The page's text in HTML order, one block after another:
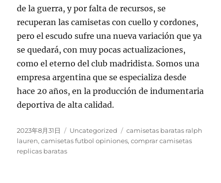
de la guerra, y por falta de recursos, se
recuperan las camisetas con cuello y cordones,
pero el escudo sufre una nueva variación que ya
se quedará, con muy pocas actualizaciones,
como el eterno del club madridista. Somos una
empresa argentina que se especializa desde
hace 20 años, en la producción de indumentaria
deportiva de alta calidad.
Publicado
el
2023年8月31日 Categorías
Uncategorized Etiquetas
camisetas baratas ralph
lauren,camisetas futbol opiniones,comprar camisetas
replicas baratas